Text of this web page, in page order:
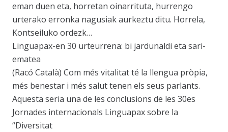
eman duen eta, horretan oinarrituta, hurrengo
urterako erronka nagusiak aurkeztu ditu. Horrela,
Kontseiluko ordezk…
Linguapax-en 30 urteurrena: bi jardunaldi eta sari-
ematea
(Racó Català) Com més vitalitat té la llengua pròpia,
més benestar i més salut tenen els seus parlants.
Aquesta seria una de les conclusions de les 30es
Jornades internacionals Linguapax sobre la
“Diversitat